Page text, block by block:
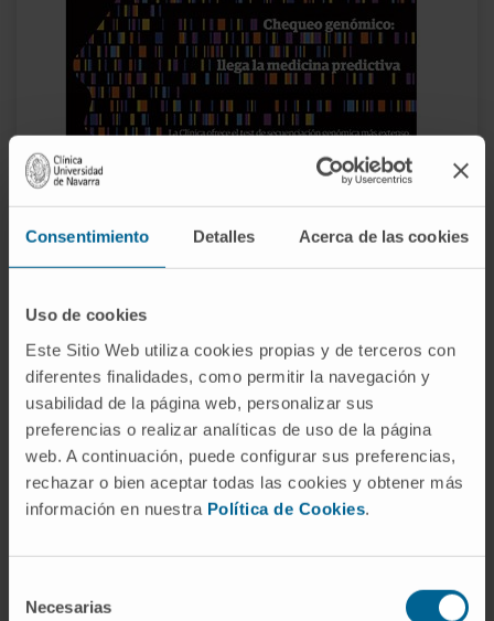
Consentimiento Detalles Acerca de las cookies
Uso de cookies
Este Sitio Web utiliza cookies propias y de terceros con
diferentes finalidades, como permitir la navegación y
usabilidad de la página web, personalizar sus
preferencias o realizar analíticas de uso de la página
web. A continuación, puede configurar sus preferencias,
rechazar o bien aceptar todas las cookies y obtener más
información en nuestra Política de Cookies.
Necesarias
Nº 109
(julio-septiembre 2019)